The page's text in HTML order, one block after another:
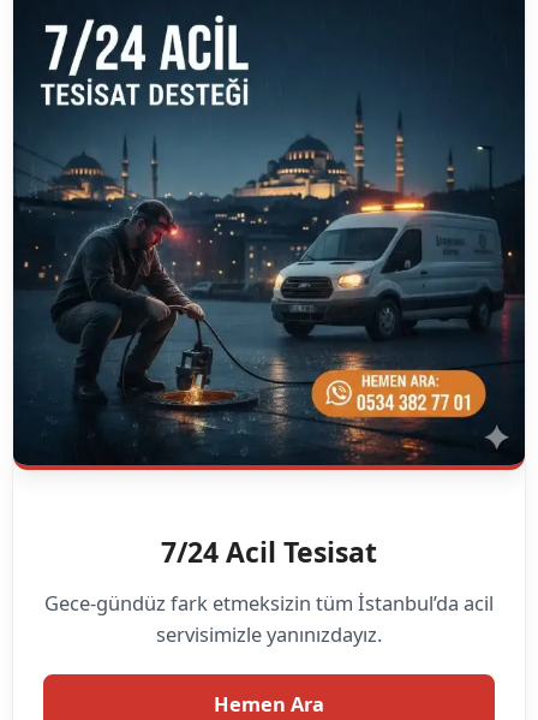
7/24 Acil Tesisat
Gece-gündüz fark etmeksizin tüm İstanbul’da acil
servisimizle yanınızdayız.
Hemen Ara